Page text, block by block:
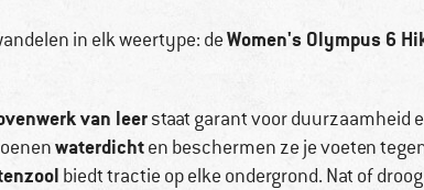
in elk weertype: deWomen's Olympus 6
van leerstaat garant voor duurzaamheid
waterdichten beschermen ze je voeten
biedt tractie op elke ondergrond. Nat of